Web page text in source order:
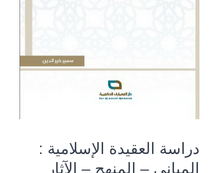
دراسة العقيدة الإسلامية :
المباني – المنهج – الآثار